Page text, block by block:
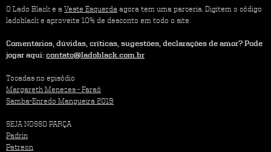
O Lado Black e a Veste Esquerda agora tem uma parceria. Digitem o código
ladoblack e aproveite 10% de desconto em todo o site.
Comentários, dúvidas, críticas, sugestões, declarações de amor? Pode
jogar aqui: contato@ladoblack.com.br
Tocadas no episódio
Margareth Menezes - Faraó
Samba-Enredo Mangueira 2019
SEJA NOSSO PARÇA
Padrin
Patreon